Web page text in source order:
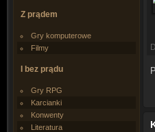
Z prądem
Gry komputerowe
Filmy
I bez prądu
Gry RPG
Karcianki
Konwenty
Literatura